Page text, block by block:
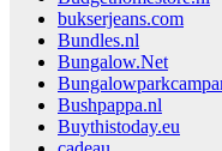
bukserjeans.com
Bundles.nl
Bungalow.Net
Bushpappa.nl
Buythistoday.eu